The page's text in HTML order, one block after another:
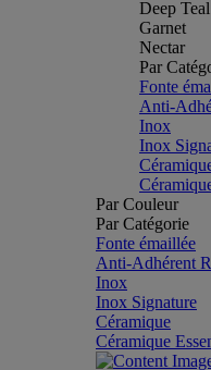
Deep Teal
Garnet
Nectar
Par
Fonte
Anti-
Inox
Inox
Par Couleur
Par Catégorie
Fonte émaillée
Anti-Adhérent
Inox
Inox Signature
Céramique
Céramique